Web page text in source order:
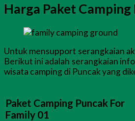
Harga Paket
Untuk mensupport serangkaian
Berikut ini adalah serangkaian
wisata camping di Puncak yang
Paket Camping Puncak For
Family 01